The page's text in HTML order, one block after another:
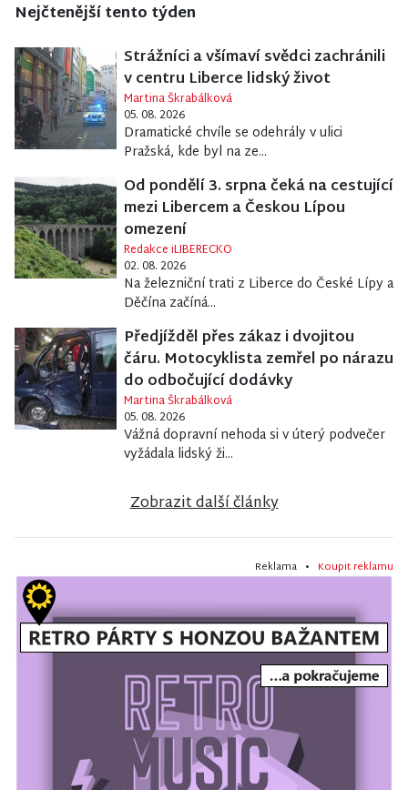
Nejčtenější tento týden
Strážníci a všímaví svědci zachránili
v centru Liberce lidský život
Martina Škrabálková
05. 08. 2026
Dramatické chvíle se odehrály v ulici
Pražská, kde byl na ze...
Od pondělí 3. srpna čeká na cestující
mezi Libercem a Českou Lípou
omezení
Redakce iLIBERECKO
02. 08. 2026
Na železniční trati z Liberce do České Lípy a
Děčína začíná...
Předjížděl přes zákaz i dvojitou
čáru. Motocyklista zemřel po nárazu
do odbočující dodávky
Martina Škrabálková
05. 08. 2026
Vážná dopravní nehoda si v úterý podvečer
vyžádala lidský ži...
Zobrazit další články
Reklama • Koupit reklamu